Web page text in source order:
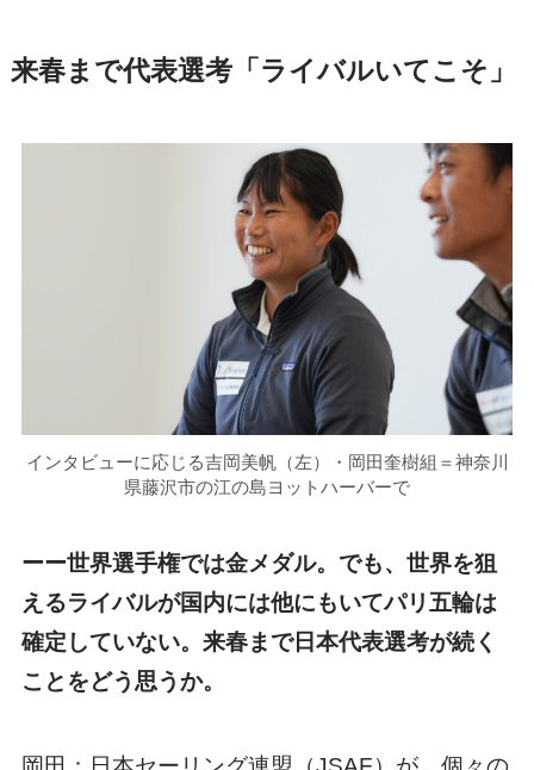
来春まで代表選考「ライバルいてこそ」
インタビューに応じる吉岡美帆（左）・岡田奎樹組＝神奈川
県藤沢市の江の島ヨットハーバーで
ーー世界選手権では金メダル。でも、世界を狙
えるライバルが国内には他にもいてパリ五輪は
確定していない。来春まで日本代表選考が続く
ことをどう思うか。